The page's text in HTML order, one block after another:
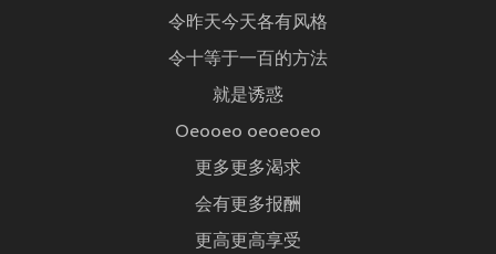
令昨天今天各有风格
令十等于一百的方法
就是诱惑
Oeooeo oeoeoeo
更多更多渴求
会有更多报酬
更高更高享受